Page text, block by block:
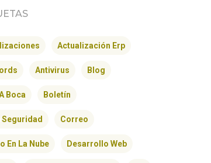
Actualización Erp
Antivirus Blog
Boca Boletín
Seguridad Correo
En La Nube Desarrollo Web